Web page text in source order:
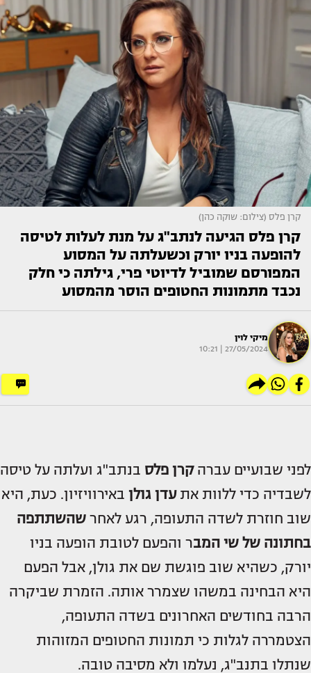
קרן פלס (צילום: שוקה כהן)
קרן פלס הגיעה לנתב"ג על מנת לעלות לטיסה
להופעה בניו יורק וכשעלתה על המסוע
המפורסם שמוביל לדיוטי פרי, גילתה כי חלק
נכבד מתמונות החטופים הוסר מהמסוע
מיקי לוין
27/05/2024 | 10:21
לפני שבועיים עברהקרן פלס בנתב"ג ועלתה על טיסה
לשבדיה כדי ללוות אתעדן גולן באירוויזיון. כעת, היא
שוב חוזרת לשדה התעופה, רגע לאחר שהשתתפה
בחתונה של שי המבר והפעם לטובת הופעה בניו
יורק, כשהיא שוב פוגשת שם את גולן, אבל הפעם
היא הבחינה במשהו שצמרר אותה. הזמרת שביקרה
הרבה בחודשים האחרונים בשדה התעופה,
הצטמררה לגלות כי תמונות החטופים המזוהות
שנתלו בתנב"ג, נעלמו ולא מסיבה טובה.